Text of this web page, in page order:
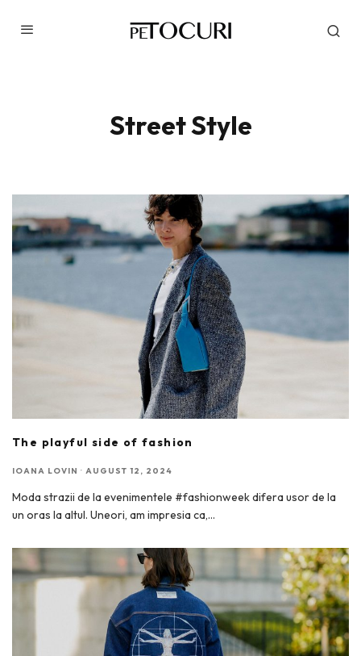
Street Style
The playful side of fashion
IOANA LOVIN · AUGUST 12, 2024
Moda strazii de la evenimentele #fashionweek difera usor de la
un oras la altul. Uneori, am impresia ca,...